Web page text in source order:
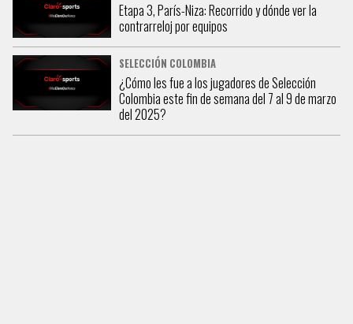
Etapa 3, París-Niza: Recorrido y dónde ver la
contrarreloj por equipos
SELECCIÓN COLOMBIA
¿Cómo les fue a los jugadores de Selección
Colombia este fin de semana del 7 al 9 de marzo
del 2025?